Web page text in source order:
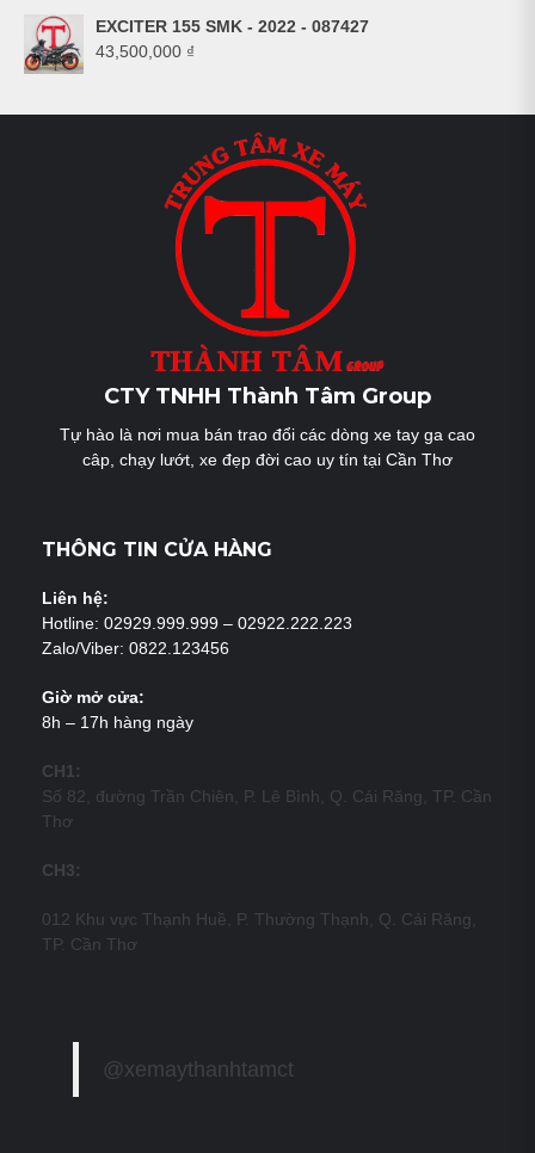
EXCITER 155 SMK - 2022 - 087427
43,500,000 ₫
CTY TNHH Thành Tâm Group
Tự hào là nơi mua bán trao đổi các dòng xe tay ga cao
câp, chạy lướt, xe đẹp đời cao uy tín tại Cần Thơ
THÔNG TIN CỬA HÀNG
Liên hệ:
Hotline: 02929.999.999 – 02922.222.223
Zalo/Viber: 0822.123456
Giờ mở cửa:
8h – 17h hàng ngày
CH1:
Số 82, đường Trần Chiên, P. Lê Bình, Q. Cái Răng, TP. Cần
Thơ
CH3:
012 Khu vực Thạnh Huề, P. Thường Thạnh, Q. Cái Răng,
TP. Cần Thơ
@xemaythanhtamct